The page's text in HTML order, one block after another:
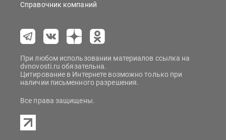
Справочник компаний
При любом использовании материалов ссылка на
dvnovosti.ru обязательна.
Цитирование в Интернете возможно только при
наличии письменного разрешения.
Все права защищены.